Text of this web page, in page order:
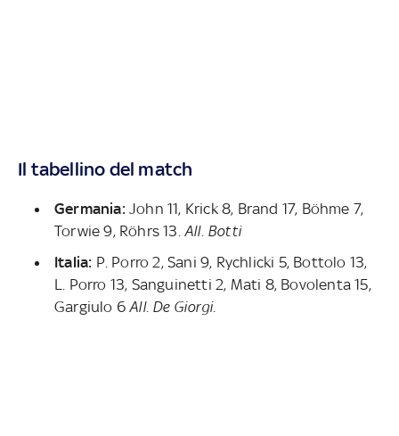
Il tabellino del match
Germania: John 11, Krick 8, Brand 17, Böhme 7,
Torwie 9, Röhrs 13. All. Botti
Italia: P. Porro 2, Sani 9, Rychlicki 5, Bottolo 13,
L. Porro 13, Sanguinetti 2, Mati 8, Bovolenta 15,
Gargiulo 6All. De Giorgi.